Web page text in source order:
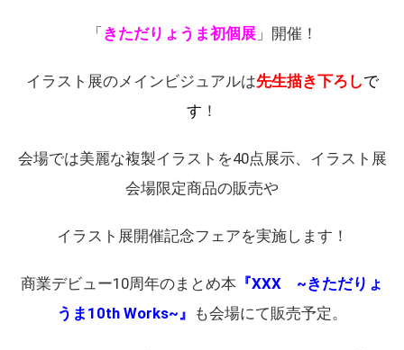
「きただりょうま初個展」開催！
イラスト展のメインビジュアルは先生描き下ろしで
す ！
会場では美麗な複製イラストを40点展示、イラスト展
会場限定商品の販売や
イラスト展開催記念フェアを実施します！
商業デビュー10周年のまとめ本 『XXX ~きただりょ
うま10th Works~』 も会場にて販売予定。